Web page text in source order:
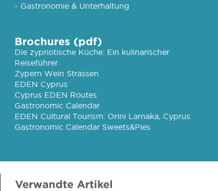
- Gastronomie & Unterhaltung
Brochures (pdf)
Die zypriotische Küche: Ein kulinarischer
Reiseführer
Zypern Wein Strassen
EDEN Cyprus
Cyprus EDEN Routes
Gastronomic Calendar
EDEN Cultural Tourism: Orini Larnaka, Cyprus
Gastronomic Calendar Sweets&Pies
Verwandte Artikel